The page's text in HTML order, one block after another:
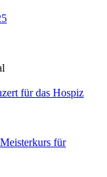
für das Hospiz
für